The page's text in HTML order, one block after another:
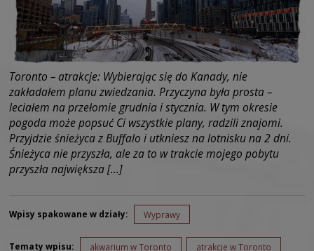
Toronto – atrakcje: Wybierając się do Kanady, nie
zakładałem planu zwiedzania. Przyczyna była prosta –
leciałem na przełomie grudnia i stycznia. W tym okresie
pogoda może popsuć Ci wszystkie plany, radzili znajomi.
Przyjdzie śnieżyca z Buffalo i utkniesz na lotnisku na 2 dni.
Śnieżyca nie przyszła, ale za to w trakcie mojego pobytu
przyszła największa […]
Wpisy spakowane w działy: Wyprawy
Tematy wpisu: akwarium w Toronto atrakcje w Toronto